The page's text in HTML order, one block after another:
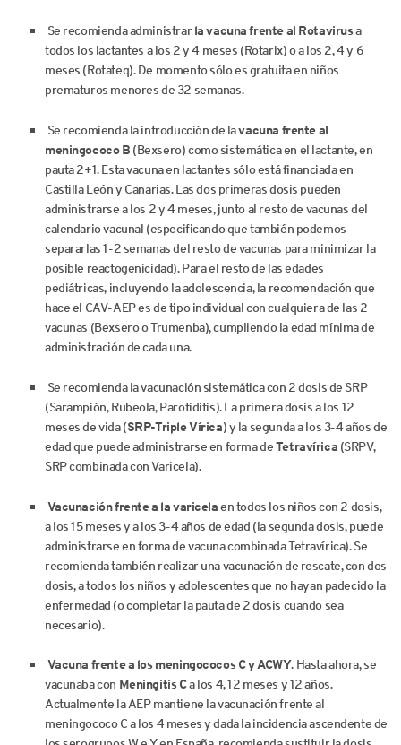
Se recomienda administrarla vacuna frente al Rotavirusa
todos los lactantes a los 2 y 4 meses (Rotarix) o a los 2, 4 y 6
meses (Rotateq). De momento sólo es gratuita en niños
prematuros menores de 32 semanas.
Se recomienda la introducción de lavacuna frente al
meningococo B (Bexsero) como sistemática en el lactante, en
pauta 2+1. Esta vacuna en lactantes sólo está financiada en
Castilla León y Canarias. Las dos primeras dosis pueden
administrarse a los 2 y 4 meses, junto al resto de vacunas del
calendario vacunal (especificando que también podemos
separarlas 1-2 semanas del resto de vacunas para minimizar la
posible reactogenicidad). Para el resto de las edades
pediátricas, incluyendo la adolescencia, la recomendación que
hace el CAV-AEP es de tipo individual con cualquiera de las 2
vacunas (Bexsero o Trumenba), cumpliendo la edad mínima de
administración de cada una.
Se recomienda la vacunación sistemática con 2 dosis de SRP
(Sarampión, Rubeola, Parotiditis). La primera dosis a los 12
meses de vida (SRP-Triple Vírica) y la segunda a los 3-4 años de
edad que puede administrarse en forma deTetravírica (SRPV,
SRP combinada con Varicela).
Vacunación frente a la varicelaen todos los niños con 2 dosis,
a los 15 meses y a los 3-4 años de edad (la segunda dosis, puede
administrarse en forma de vacuna combinada Tetravírica). Se
recomienda también realizar una vacunación de rescate, con dos
dosis, a todos los niños y adolescentes que no hayan padecido la
enfermedad (o completar la pauta de 2 dosis cuando sea
necesario).
Vacuna frente a los meningococos C y ACWY. Hasta ahora, se
vacunaba con Meningitis Ca los 4, 12 meses y 12 años.
Actualmente la AEP mantiene la vacunación frente al
meningococo C a los 4 meses y dada la incidencia ascendente de